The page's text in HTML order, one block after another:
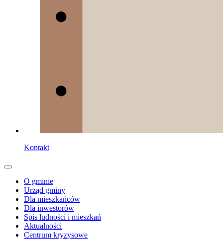
Kontakt
O gminie
Urząd gminy
Dla mieszkańców
Dla inwestorów
Spis ludności i mieszkań
Aktualności
Centrum kryzysowe